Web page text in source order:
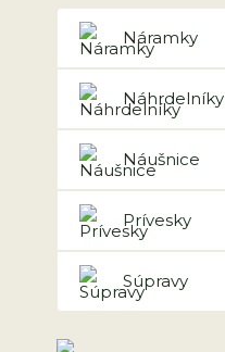
Náramky
Náhrdelníky
Náušnice
Prívesky
Súpravy